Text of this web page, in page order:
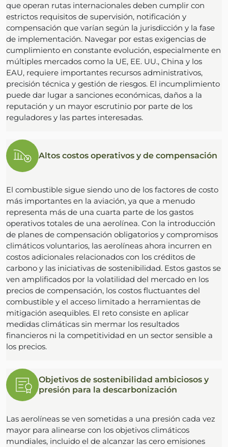
que operan rutas internacionales deben cumplir con
estrictos requisitos de supervisión, notificación y
compensación que varían según la jurisdicción y la fase
de implementación. Navegar por estas exigencias de
cumplimiento en constante evolución, especialmente en
múltiples mercados como la UE, EE. UU., China y los
EAU, requiere importantes recursos administrativos,
precisión técnica y gestión de riesgos. El incumplimiento
puede dar lugar a sanciones económicas, daños a la
reputación y un mayor escrutinio por parte de los
reguladores y las partes interesadas.
Altos costos operativos y de compensación
El combustible sigue siendo uno de los factores de costo
más importantes en la aviación, ya que a menudo
representa más de una cuarta parte de los gastos
operativos totales de una aerolínea. Con la introducción
de planes de compensación obligatorios y compromisos
climáticos voluntarios, las aerolíneas ahora incurren en
costos adicionales relacionados con los créditos de
carbono y las iniciativas de sostenibilidad. Estos gastos se
ven amplificados por la volatilidad del mercado en los
precios de compensación, los costos fluctuantes del
combustible y el acceso limitado a herramientas de
mitigación asequibles. El reto consiste en aplicar
medidas climáticas sin mermar los resultados
financieros ni la competitividad en un sector sensible a
los precios.
Objetivos de sostenibilidad ambiciosos y
presión para la descarbonización
Las aerolíneas se ven sometidas a una presión cada vez
mayor para alinearse con los objetivos climáticos
mundiales, incluido el de alcanzar las cero emisiones